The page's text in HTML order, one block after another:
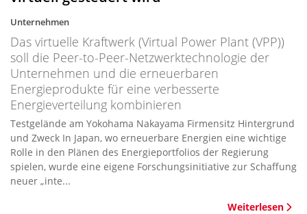
Unternehmen
Das virtuelle Kraftwerk (Virtual Power Plant (VPP))
soll die Peer-to-Peer-Netzwerktechnologie der
Unternehmen und die erneuerbaren
Energieprodukte für eine verbesserte
Energieverteilung kombinieren
Testgelände am Yokohama Nakayama Firmensitz Hintergrund
und Zweck In Japan, wo erneuerbare Energien eine wichtige
Rolle in den Plänen des Energieportfolios der Regierung
spielen, wurde eine eigene Forschungsinitiative zur Schaffung
neuer „inte...
Weiterlesen